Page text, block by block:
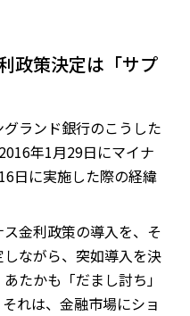
政策決定は「サプ
ランド銀行のこうした
年1月29日にマイナ
日に実施した際の経緯
金利政策の導入を、そ
ながら、突如導入を決
たかも「だまし討ち」
れは、金融市場にショ